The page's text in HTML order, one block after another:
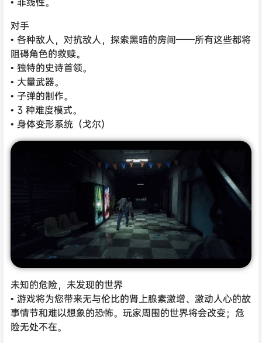
对手
• 各种敌人，对抗敌人，探索黑暗的房间——所有这些都将
阻碍角色的救赎。
• 独特的史诗首领。
• 大量武器。
• 子弹的制作。
• 3 种难度模式。
• 身体变形系统（戈尔)
未知的危险，未发现的世界
• 游戏将为您带来无与伦比的肾上腺素激增、激动人心的故
事情节和难以想象的恐怖。玩家周围的世界将会改变；危
险无处不在。